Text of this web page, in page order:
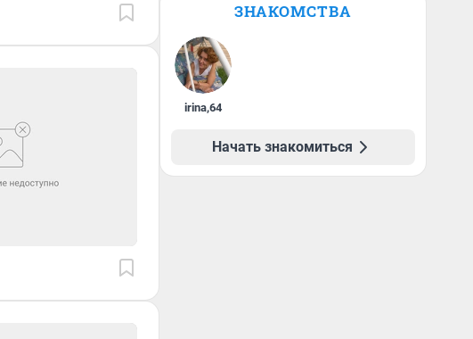
ЗНАКОМСТВА
irina,64
Начать знакомиться